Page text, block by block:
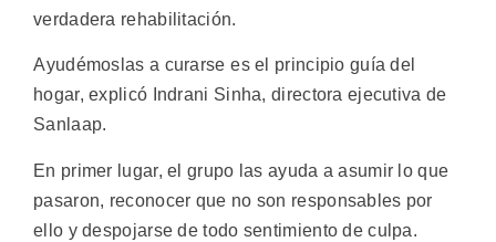
verdadera rehabilitación.
Ayudémoslas a curarse es el principio guía del
hogar, explicó Indrani Sinha, directora ejecutiva de
Sanlaap.
En primer lugar, el grupo las ayuda a asumir lo que
pasaron, reconocer que no son responsables por
ello y despojarse de todo sentimiento de culpa.